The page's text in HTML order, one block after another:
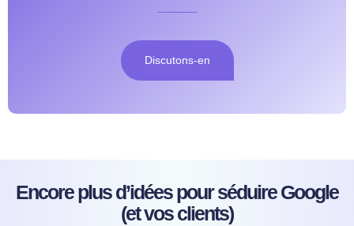
Discutons-en
Encore plus d’idées pour séduire Google
(et vos clients)